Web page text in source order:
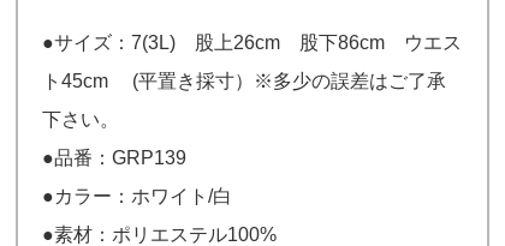
●サイズ：7(3L) 股上26cm 股下86cm ウエス
ト45cm (平置き採寸）※多少の誤差はご了承
下さい。
●品番：GRP139
●カラー：ホワイト/白
●素材：ポリエステル100%